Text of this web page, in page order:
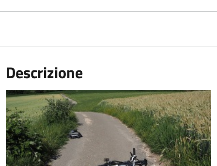
Descrizione